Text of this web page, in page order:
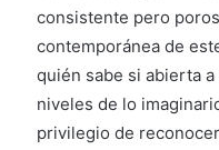
consistente pero
contemporánea de
quién sabe si abierta
niveles de lo
privilegio de